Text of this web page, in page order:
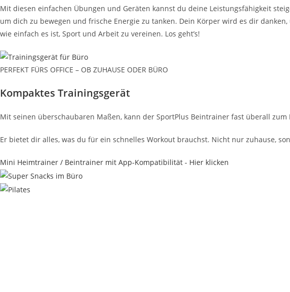
Mit diesen einfachen Übungen und Geräten kannst du deine Leistungsfähigkeit
um dich zu bewegen und frische Energie zu tanken. Dein Körper wird es dir
wie einfach es ist, Sport und Arbeit zu vereinen. Los geht’s!
PERFEKT FÜRS OFFICE – OB ZUHAUSE ODER BÜRO
Kompaktes Trainingsgerät
Mit seinen überschaubaren Maßen, kann der SportPlus Beintrainer fast überall zum
Er bietet dir alles, was du für ein schnelles Workout brauchst. Nicht nur zuhause,
Mini Heimtrainer / Beintrainer mit App-Kompatibilität - Hier klicken